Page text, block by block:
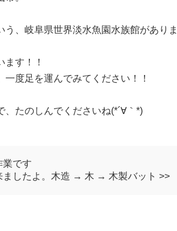
、岐阜県世界淡水魚園水族館がありま
す！！
度足を運んでみてください！！
たのしんでくださいね(*´∀｀*)
業です
ましたよ。木造 → 木 → 木製バット >>